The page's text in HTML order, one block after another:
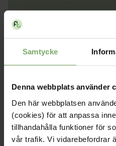
Samtycke
Denna webbplats använder
Den här webbplatsen
(cookies) för att anpassa
tillhandahålla funktioner för
vår trafik. Vi vidarebefordrar
Teams-länk